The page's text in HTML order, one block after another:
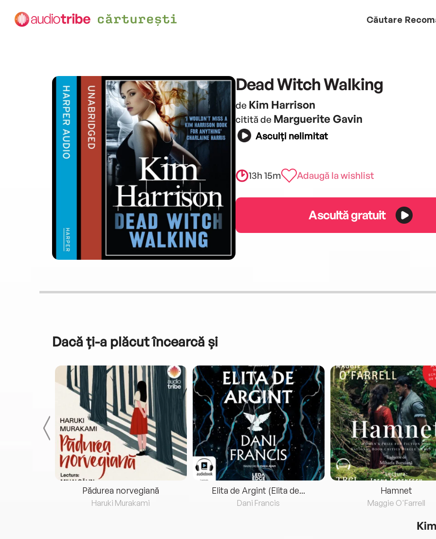
Căutare
Dead Witch Walking
de Kim Harrison
citită de Marguerite Gavin
Asculți nelimitat
13h 15m Adaugă la wishlist
Ascultă gratuit
Dacă ți-a plăcut încearcă și
Pădurea norvegiană
Haruki Murakami
Elita de Argint (Elita de...
Dani Francis
Hamnet
Maggie O'Farrell